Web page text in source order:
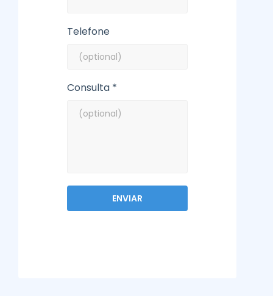
Telefone
Consulta *